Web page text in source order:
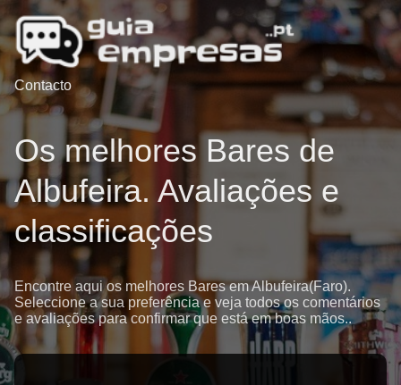
Contacto
Os melhores Bares de
Albufeira. Avaliações e
classificações
Encontre aqui os melhores Bares em Albufeira(Faro).
Seleccione a sua preferência e veja todos os comentários
e avaliações para confirmar que está em boas mãos..